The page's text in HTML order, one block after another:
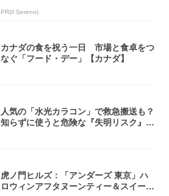
PR(Il Sereno)
カナダの食を祝う一日 市場と食卓をつ
なぐ「フード・デー」【カナダ】
人気の「水光カラコン」で救急搬送も？
知らずに使うと危険な『失明リスク』と
虎ノ門ヒルズ：「アンダーズ 東京」ハ
ロウィンアフタヌーンティー＆スイーツ